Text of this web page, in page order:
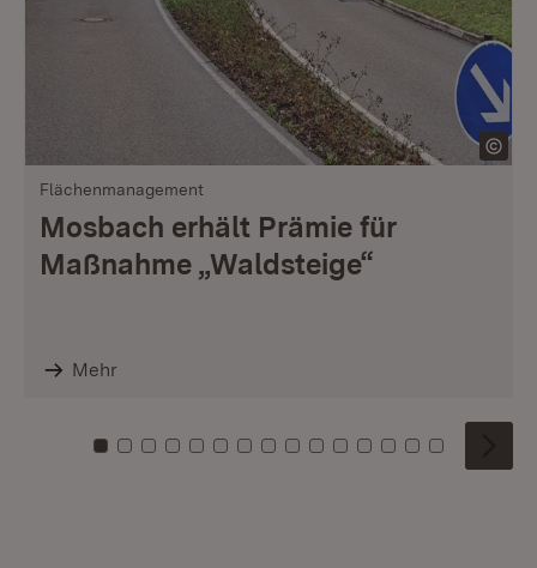
Flächenmanagement
Mosbach erhält Prämie für
Maßnahme „Waldsteige“
Mehr
Zu Kachel: 0
Zu Kachel: 1
Zu Kachel: 2
Zu Kachel: 3
Zu Kachel: 4
Zu Kachel: 5
Zu Kachel: 6
Zu Kachel: 7
Zu Kachel: 8
Zu Kachel: 9
Zu Kachel: 10
Zu Kachel: 11
Zu Kachel: 12
Zu Kachel:
Zu